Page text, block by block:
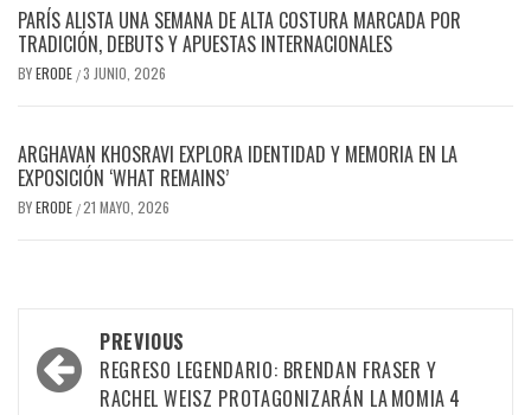
PARÍS ALISTA UNA SEMANA DE ALTA COSTURA MARCADA POR
TRADICIÓN, DEBUTS Y APUESTAS INTERNACIONALES
BYERODE /3 JUNIO, 2026
ARGHAVAN KHOSRAVI EXPLORA IDENTIDAD Y MEMORIA EN LA
EXPOSICIÓN ‘WHAT REMAINS’
BYERODE /21 MAYO, 2026
PREVIOUS
REGRESO LEGENDARIO: BRENDAN FRASER Y
RACHEL WEISZ PROTAGONIZARÁN LA MOMIA 4